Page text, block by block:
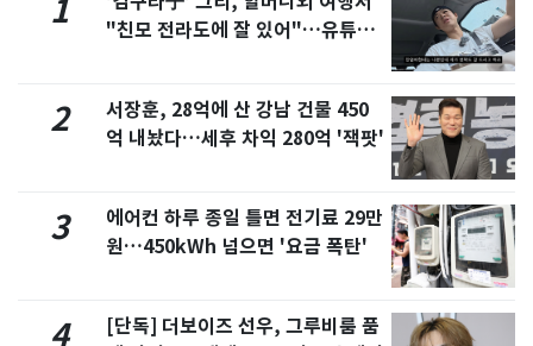
1
"친모 전라도에 잘 있어"…유튜브
2
서장훈, 28억에 산 강남 건물 450
억 내놨다…세후 차익 280억 '잭팟'
3
에어컨 하루 종일 틀면 전기료 29만
원…450kWh 넘으면 '요금 폭탄'
4
[단독] 더보이즈 선우, 그루비룸 품